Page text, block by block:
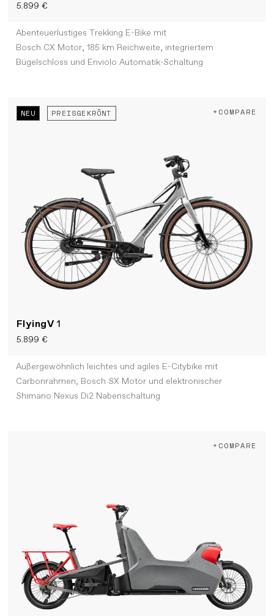
5.899 €
Abenteuerlustiges Trekking E-Bike mit
Bosch CX Motor, 185 km Reichweite, integriertem
Bügelschloss und Enviolo Automatik-Schaltung
NEU PREISGEKRÖNT
FlyingV1
5.899 €
+COMPARE
Außergewöhnlich leichtes und agiles E-Citybike mit
Carbonrahmen, Bosch SX Motor und elektronischer
Shimano Nexus Di2 Nabenschaltung
+COMPARE